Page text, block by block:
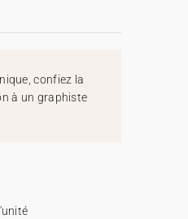
confiez la
à un graphiste